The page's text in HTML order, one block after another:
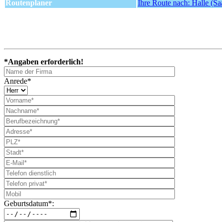
Routenplaner
Ihre Route nach: Halle
*Angaben erforderlich!
Anrede*
Geburtsdatum*: